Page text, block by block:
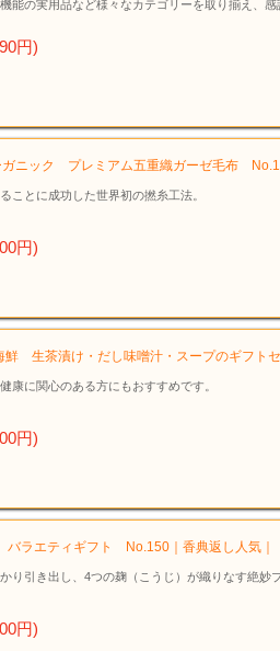
能の実用品など様々なカテゴリーを取り揃え
円)
ガニック プレミアム五重織ガーゼ毛布
ことに成功した世界初の撚糸工法。
円)
茶漬け・だし味噌汁・スープのギフト
康に関心のある方にもおすすめです。
円)
バラエティギフト No.150｜香典返し人気｜
り引き出し、4つの麹（こうじ）が織りなす絶妙
円)